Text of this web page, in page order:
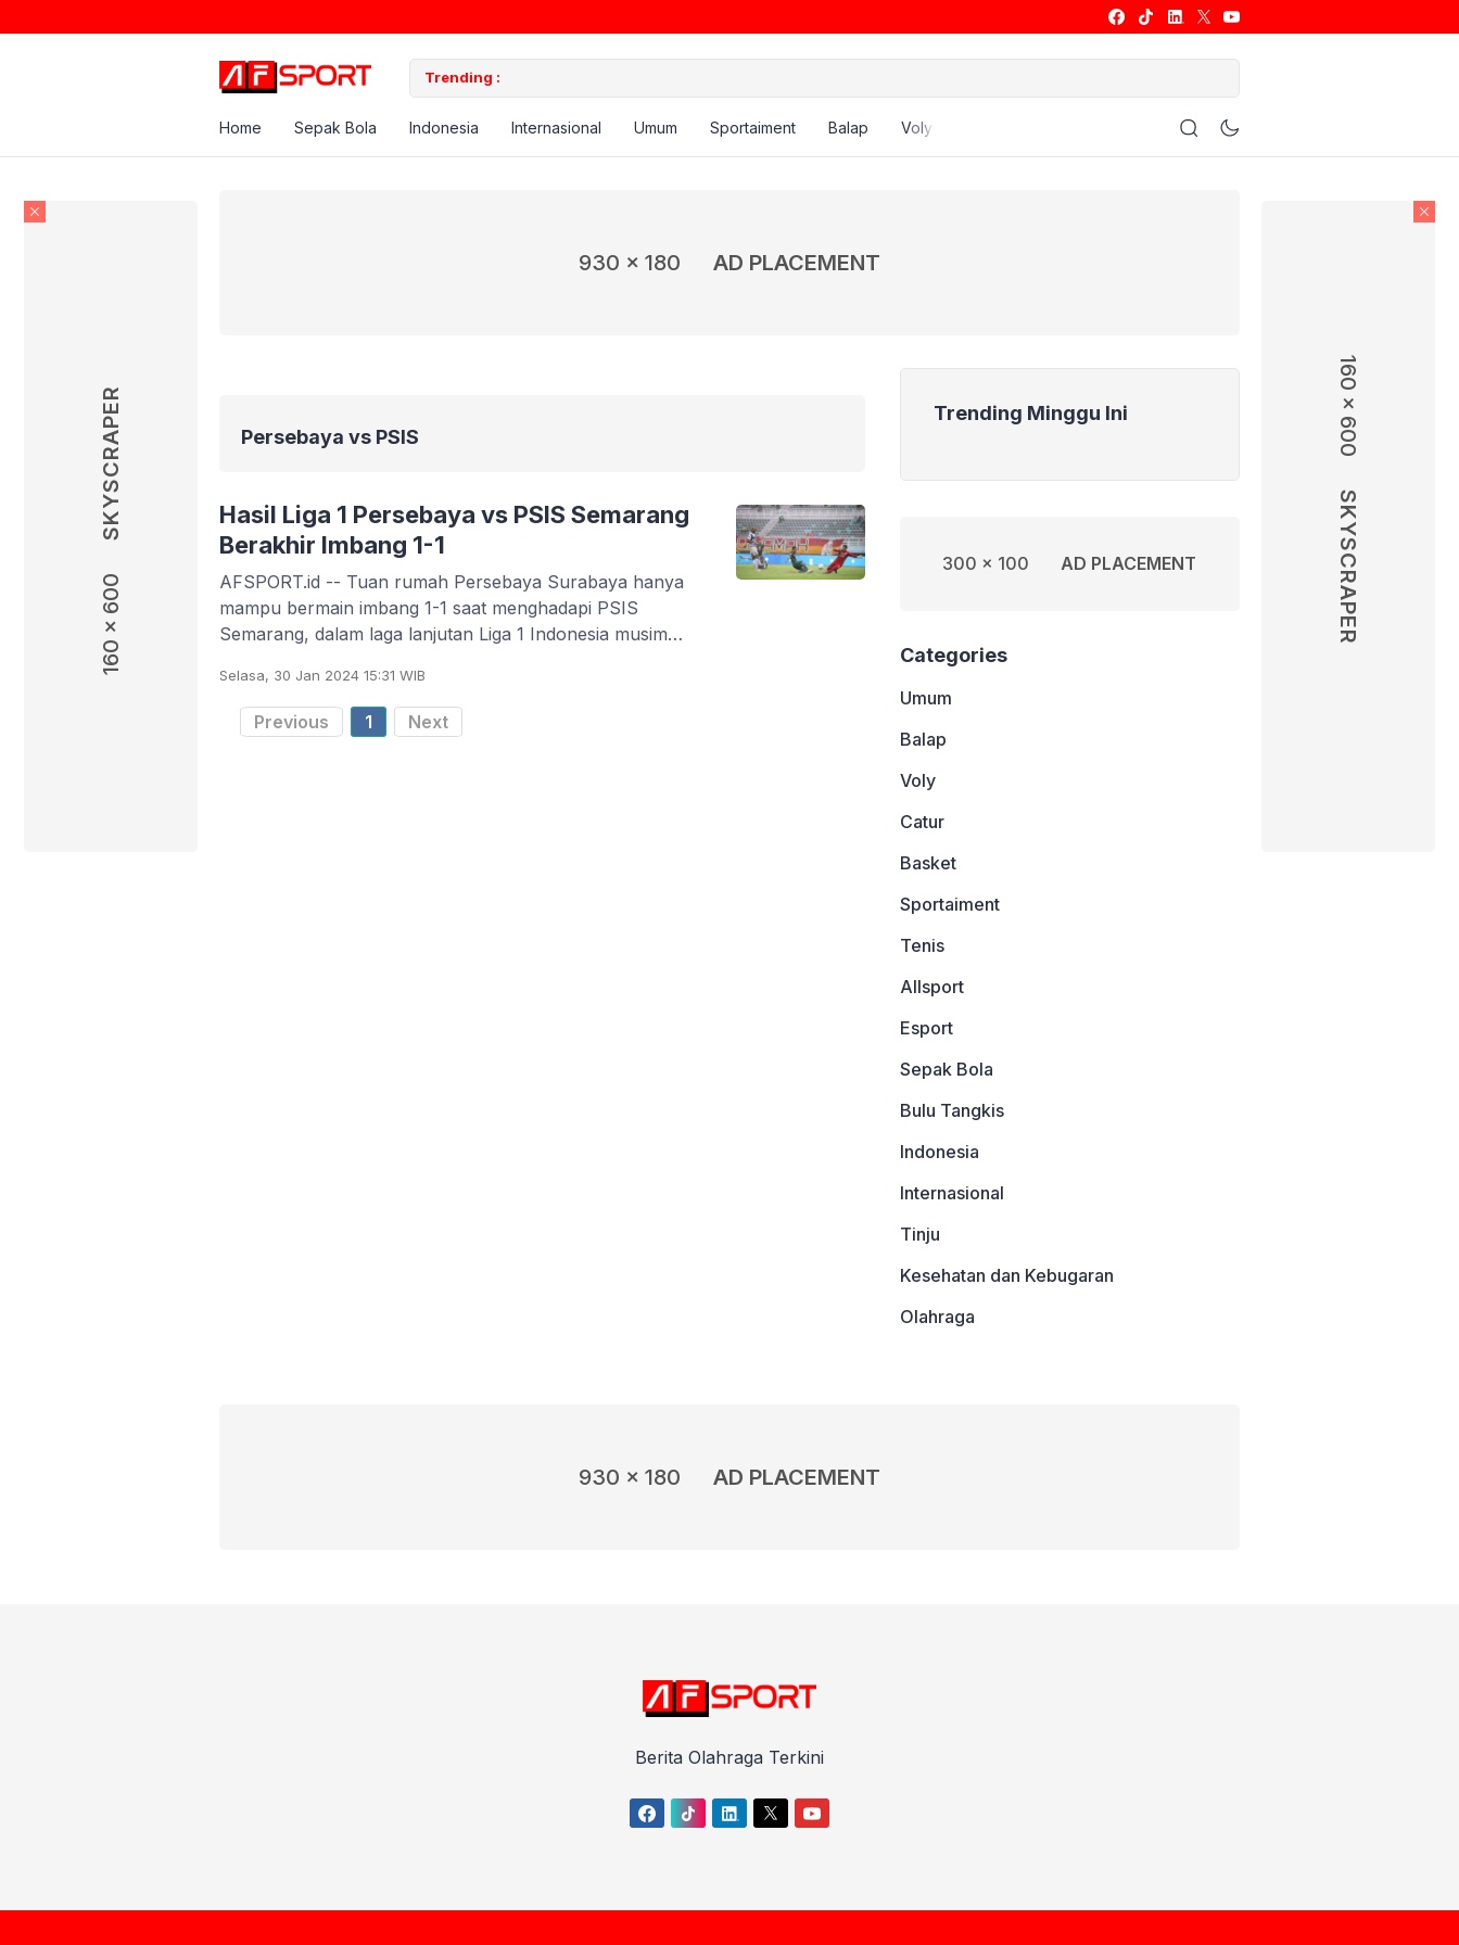
160 x 600
SKYSCRAPER 160 x 600
SKYSCRAPER
Trending :
Home Sepak Bola Indonesia Internasional Umum Sportaiment Balap Voly Allsport
930 x 180 AD PLACEMENT
Persebaya vs PSIS
Hasil Liga 1 Persebaya vs PSIS Semarang
Berakhir Imbang 1-1
AFSPORT.id -- Tuan rumah Persebaya Surabaya hanya
mampu bermain imbang 1-1 saat menghadapi PSIS
Semarang, dalam laga lanjutan Liga 1 Indonesia musim
Selasa, 30 Jan 2024 15:31 WIB
Previous 1 Next
Trending Minggu Ini
300 x 100 AD PLACEMENT
Categories
Umum
Balap
Voly
Catur
Basket
Sportaiment
Tenis
Allsport
Esport
Sepak Bola
Bulu Tangkis
Indonesia
Internasional
Tinju
Kesehatan dan Kebugaran
Olahraga
930 x 180 AD PLACEMENT
Berita Olahraga Terkini